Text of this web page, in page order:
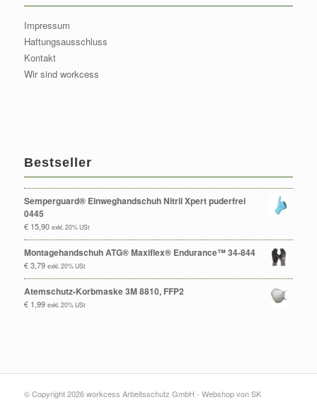
Impressum
Haftungsausschluss
Kontakt
Wir sind workcess
Bestseller
Semperguard® Einweghandschuh Nitril Xpert puderfrei
0445
€15,90 exkl. 20% USt
Montagehandschuh ATG® Maxiflex® Endurance™ 34-844
€3,79 exkl. 20% USt
Atemschutz-Korbmaske 3M 8810, FFP2
€1,99 exkl. 20% USt
© Copyright 2026 workcess Arbeitsschutz GmbH - Webshop von SK